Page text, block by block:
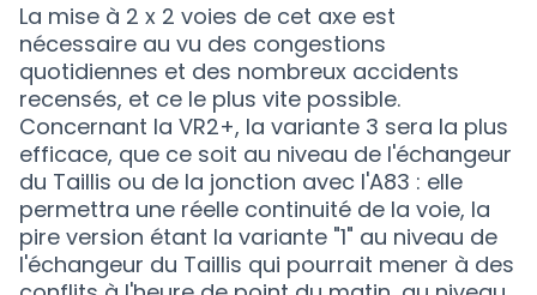
La mise à 2 x 2 voies de cet axe est
nécessaire au vu des congestions
quotidiennes et des nombreux accidents
recensés, et ce le plus vite possible.
Concernant la VR2+, la variante 3 sera la plus
efficace, que ce soit au niveau de l'échangeur
du Taillis ou de la jonction avec l'A83 : elle
permettra une réelle continuité de la voie, la
pire version étant la variante "1" au niveau de
l'échangeur du Taillis qui pourrait mener à des